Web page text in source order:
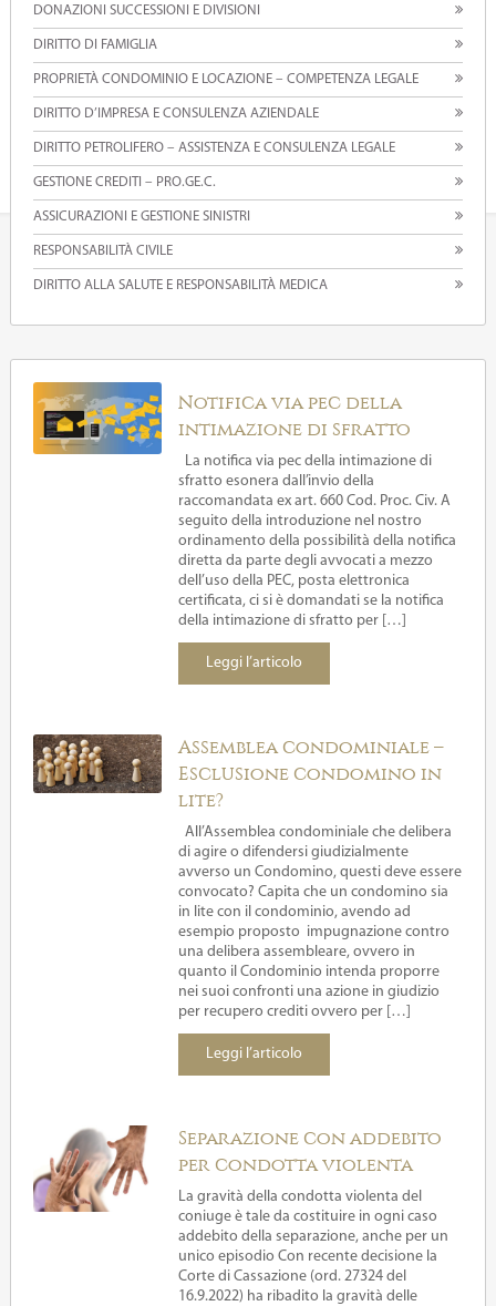
DONAZIONI SUCCESSIONI E DIVISIONI
DIRITTO DI FAMIGLIA
PROPRIETÀ CONDOMINIO E LOCAZIONE – COMPETENZA LEGALE
DIRITTO D’IMPRESA E CONSULENZA AZIENDALE
DIRITTO PETROLIFERO – ASSISTENZA E CONSULENZA LEGALE
GESTIONE CREDITI – PRO.GE.C.
ASSICURAZIONI E GESTIONE SINISTRI
RESPONSABILITÀ CIVILE
DIRITTO ALLA SALUTE E RESPONSABILITÀ MEDICA
Notifica via pec della
intimazione di sfratto
La notifica via pec della intimazione di
sfratto esonera dall’invio della
raccomandata ex art. 660 Cod. Proc. Civ. A
seguito della introduzione nel nostro
ordinamento della possibilità della notifica
diretta da parte degli avvocati a mezzo
dell’uso della PEC, posta elettronica
certificata, ci si è domandati se la notifica
della intimazione di sfratto per […]
Leggi l’articolo
Assemblea condominiale –
Esclusione condomino in
lite?
All’Assemblea condominiale che delibera
di agire o difendersi giudizialmente
avverso un Condomino, questi deve essere
convocato? Capita che un condomino sia
in lite con il condominio, avendo ad
esempio proposto impugnazione contro
una delibera assembleare, ovvero in
quanto il Condominio intenda proporre
nei suoi confronti una azione in giudizio
per recupero crediti ovvero per […]
Leggi l’articolo
Separazione con addebito
per condotta violenta
La gravità della condotta violenta del
coniuge è tale da costituire in ogni caso
addebito della separazione, anche per un
unico episodio Con recente decisione la
Corte di Cassazione (ord. 27324 del
16.9.2022) ha ribadito la gravità delle